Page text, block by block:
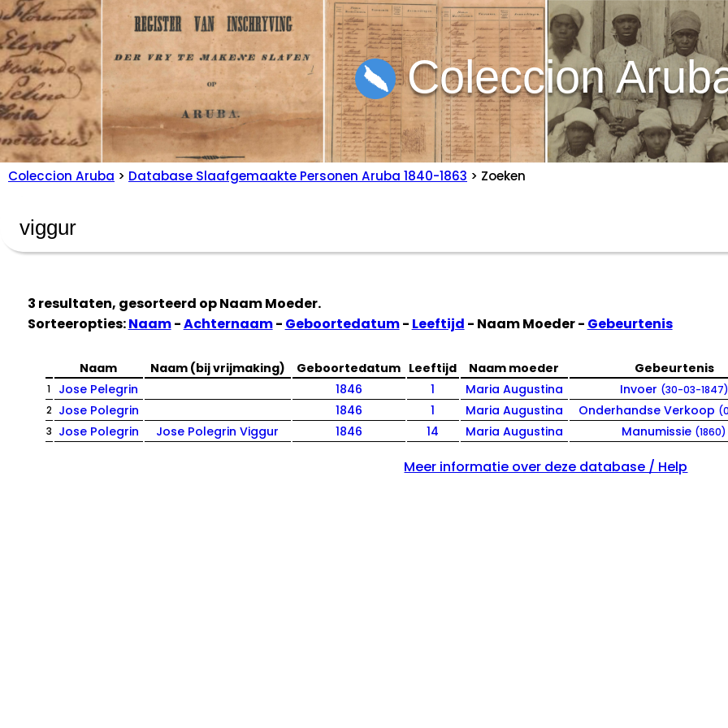
Coleccion
Coleccion Aruba > Database Slaafgemaakte Personen Aruba 1840-1863 > Zoeken
3 resultaten, gesorteerd opNaam Moeder.
Sorteeropties:Naam-Achternaam- Geboortedatum- Leeftijd - Naam Moeder - Gebeurtenis
Naam Naam (bij vrijmaking) Geboortedatum Leeftijd Naam moeder Gebeurtenis
1 Jose Pelegrin 1846 1 Maria Augustina Invoer (30-03-1847)
2 Jose Polegrin 1846 1 Maria Augustina Onderhandse Verkoop
3 Jose Polegrin Jose Polegrin Viggur 1846 14 Maria Augustina Manumissie (1860)
Meer informatie over deze database / Help